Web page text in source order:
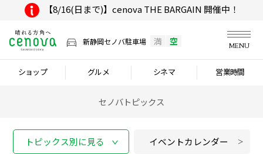
【8/16(日まで)】cenova THE BARGAIN 開催中！
新静岡セノバ駐車場 満 空 MENU
ショップ グルメ シネマ 営業時間
セノバトピックス
トピックス別に見る イベントカレンダー